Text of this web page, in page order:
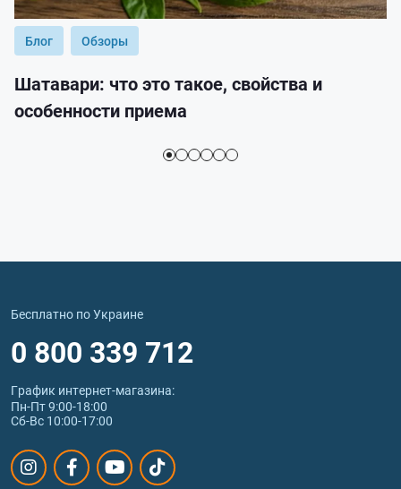
Блог Обзоры
Шатавари: что это такое, свойства и
особенности приема
Бесплатно по Украине
0 800 339 712
График интернет‑магазина:
Пн-Пт 9:00-18:00
Сб-Вс 10:00-17:00